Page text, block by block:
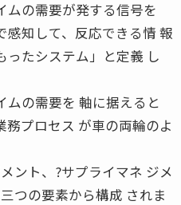
の需要が発する信号を
感知して、反応できる情 報
ったシステム」と定義 し
ムの需要を 軸に据えると
プロセス が車の両輪のよ
ント、?サプライマネ ジメ
つの要素から構成 されま